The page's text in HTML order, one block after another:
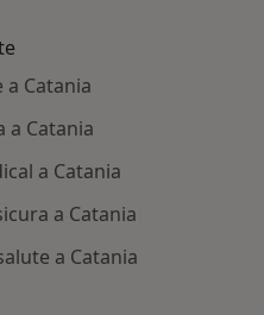
Catania
a Catania
a Catania
a Catania
a Catania